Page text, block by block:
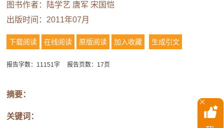
图书作者： 陆学艺 唐军 宋国恺
出版时间：2011年07月
下载阅读 在线阅读 原版阅读 加入收藏 生成引文
报告字数：11151字 报告页数：17页
摘要：
关键词：